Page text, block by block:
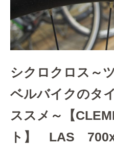
シクロクロス～
ベルバイクのタ
ススメ～【
ト】 LAS